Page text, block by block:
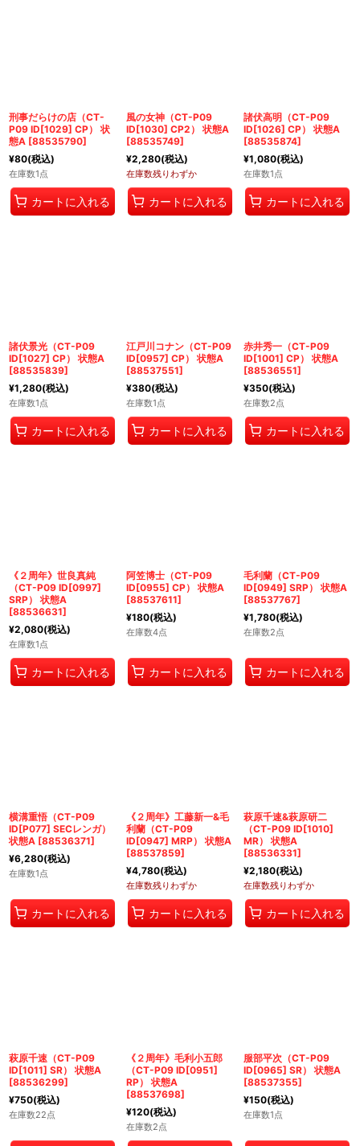
刑事だらけの店（CT-
P09 ID[1029] CP） 状
態A [88535790]
¥80(税込)
在庫数1点
カートに入れる
風の女神（CT-P09
ID[1030] CP2） 状態A
[88535749]
¥2,280(税込)
在庫数残りわずか
カートに入れる
諸伏高明（CT-P09
ID[1026] CP） 状態A
[88535874]
¥1,080(税込)
在庫数1点
カートに入れる
諸伏景光（CT-P09
ID[1027] CP） 状態A
[88535839]
¥1,280(税込)
在庫数1点
カートに入れる
江戸川コナン（CT-P09
ID[0957] CP） 状態A
[88537551]
¥380(税込)
在庫数1点
カートに入れる
赤井秀一（CT-P09
ID[1001] CP） 状態A
[88536551]
¥350(税込)
在庫数2点
カートに入れる
《２周年》世良真純
（CT-P09 ID[0997]
SRP） 状態A
[88536631]
¥2,080(税込)
在庫数1点
カートに入れる
阿笠博士（CT-P09
ID[0955] CP） 状態A
[88537611]
¥180(税込)
在庫数4点
カートに入れる
毛利蘭（CT-P09
ID[0949] SRP） 状態A
[88537767]
¥1,780(税込)
在庫数2点
カートに入れる
横溝重悟（CT-P09
ID[P077] SECレンガ）
状態A [88536371]
¥6,280(税込)
在庫数1点
カートに入れる
《２周年》工藤新一&毛
利蘭（CT-P09
ID[0947] MRP） 状態A
[88537859]
¥4,780(税込)
在庫数残りわずか
カートに入れる
萩原千速&萩原研二
（CT-P09 ID[1010]
MR） 状態A
[88536331]
¥2,180(税込)
在庫数残りわずか
カートに入れる
萩原千速（CT-P09
ID[1011] SR） 状態A
[88536299]
¥750(税込)
在庫数22点
《２周年》毛利小五郎
（CT-P09 ID[0951]
RP） 状態A
[88537698]
¥120(税込)
在庫数2点
服部平次（CT-P09
ID[0965] SR） 状態A
[88537355]
¥150(税込)
在庫数1点